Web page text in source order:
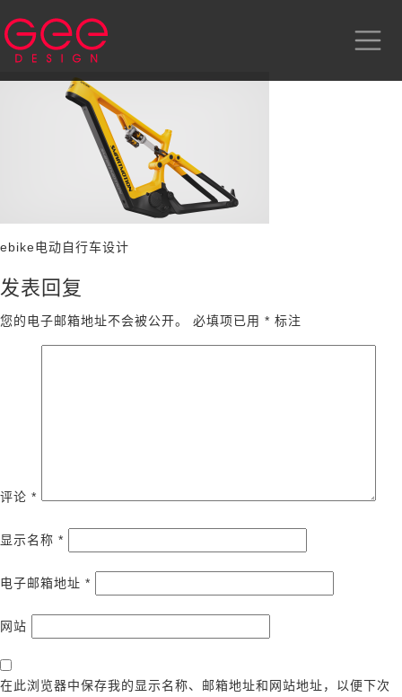
ebike电动自行车设计
发表回复
您的电子邮箱地址不会被公开。 必填项已用 * 标注
评论 *
显示名称 *
电子邮箱地址 *
网站
在此浏览器中保存我的显示名称、邮箱地址和网站地址，以便下次